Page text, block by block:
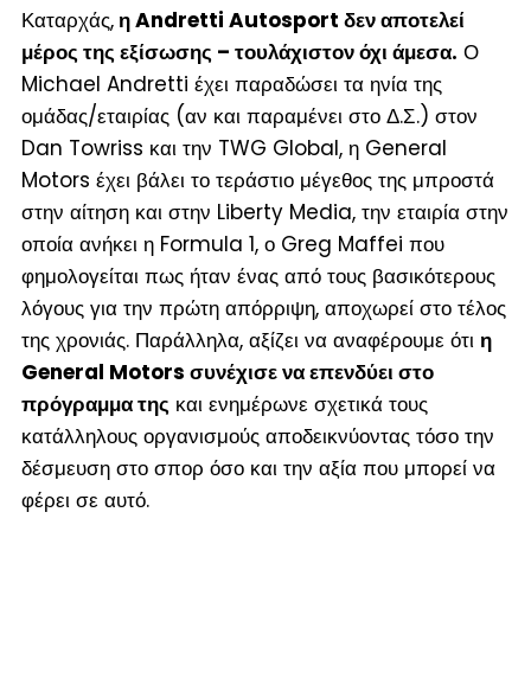
Καταρχάς,η Andretti Autosport δεν αποτελεί
μέρος της εξίσωσης – τουλάχιστον όχι άμεσα. Ο
Michael Andretti έχει παραδώσει τα ηνία της
ομάδας/εταιρίας (αν και παραμένει στο Δ.Σ.) στον
Dan Towriss και την TWG Global, η General
Motors έχει βάλει το τεράστιο μέγεθος της μπροστά
στην αίτηση και στην Liberty Media, την εταιρία στην
οποία ανήκει η Formula 1, ο Greg Maffei που
φημολογείται πως ήταν ένας από τους βασικότερους
λόγους για την πρώτη απόρριψη, αποχωρεί στο τέλος
της χρονιάς. Παράλληλα, αξίζει να αναφέρουμε ότι η
General Motors συνέχισε να επενδύει στο
πρόγραμμα της και ενημέρωνε σχετικά τους
κατάλληλους οργανισμούς αποδεικνύοντας τόσο την
δέσμευση στο σπορ όσο και την αξία που μπορεί να
φέρει σε αυτό.